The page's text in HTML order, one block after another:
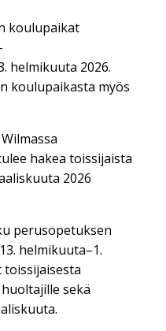
koulupaikat
helmikuuta 2026.
koulupaikasta myös
hakea toissijaista
2026
perusopetuksen
helmikuuta–1.
toissijaisesta
sekä